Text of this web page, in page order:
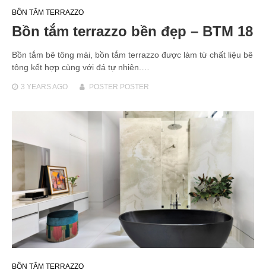
BỒN TẮM TERRAZZO
Bồn tắm terrazzo bền đẹp – BTM 18
Bồn tắm bê tông mài, bồn tắm terrazzo được làm từ chất liệu bê
tông kết hợp cùng với đá tự nhiên.…
3 YEARSAGO POSTER POSTER
BỒN TẮM TERRAZZO